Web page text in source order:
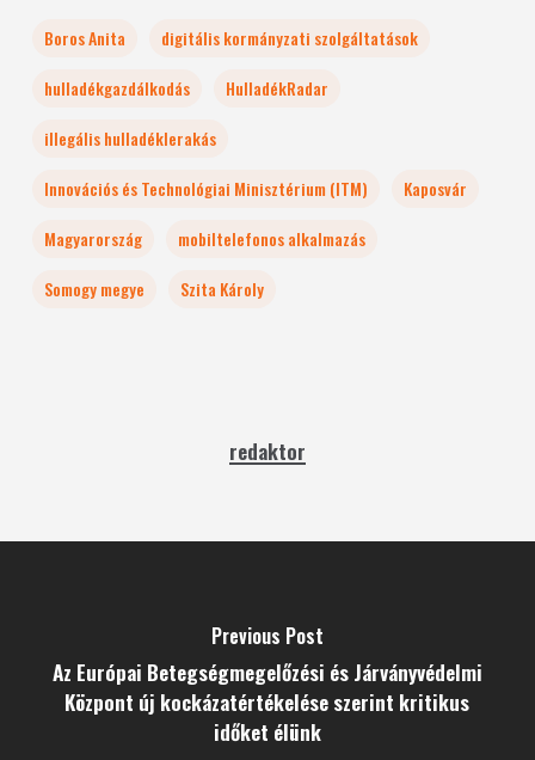
Boros Anita
digitális kormányzati szolgáltatások
hulladékgazdálkodás
HulladékRadar
illegális hulladéklerakás
Innovációs és Technológiai Minisztérium (ITM)
Kaposvár
Magyarország
mobiltelefonos alkalmazás
Somogy megye
Szita Károly
redaktor
Previous Post
Az Európai Betegségmegelőzési és Járványvédelmi
Központ új kockázatértékelése szerint kritikus
időket élünk